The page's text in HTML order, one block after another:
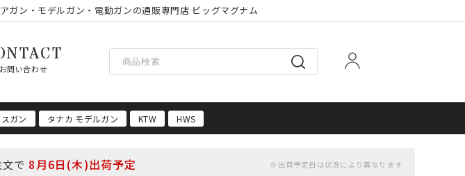
ガン・モデルガン・電動ガンの通販専門店 ビッグマグナム
お問い合わせ
ガン タナカ モデルガン KTW HWS
で 8月6日(木)出荷予定